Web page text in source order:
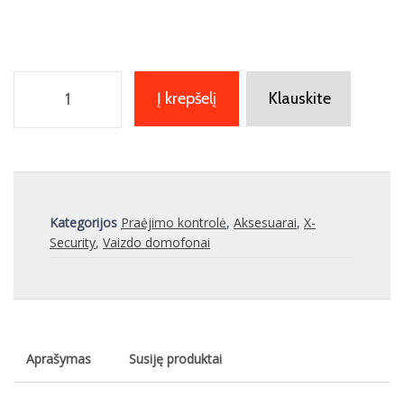
Į krepšelį Klauskite
Kategorijos Praėjimo kontrolė, Aksesuarai, X-
Security, Vaizdo domofonai
Aprašymas Susiję produktai